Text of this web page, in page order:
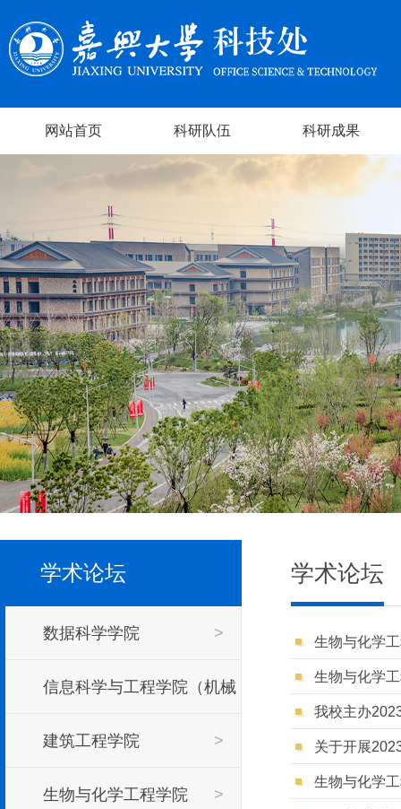
网站首页 科研队伍 科研成果
学术论坛
数据科学学院 >
信息科学与工程学院（机械
工程学院） >
建筑工程学院 >
生物与化学工程学院 >
学术论坛
生物与化学
生物与化学
我校主办
关于开展
生物与化学